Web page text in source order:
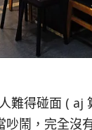
難得碰面 ( aj
吵鬧，完全沒